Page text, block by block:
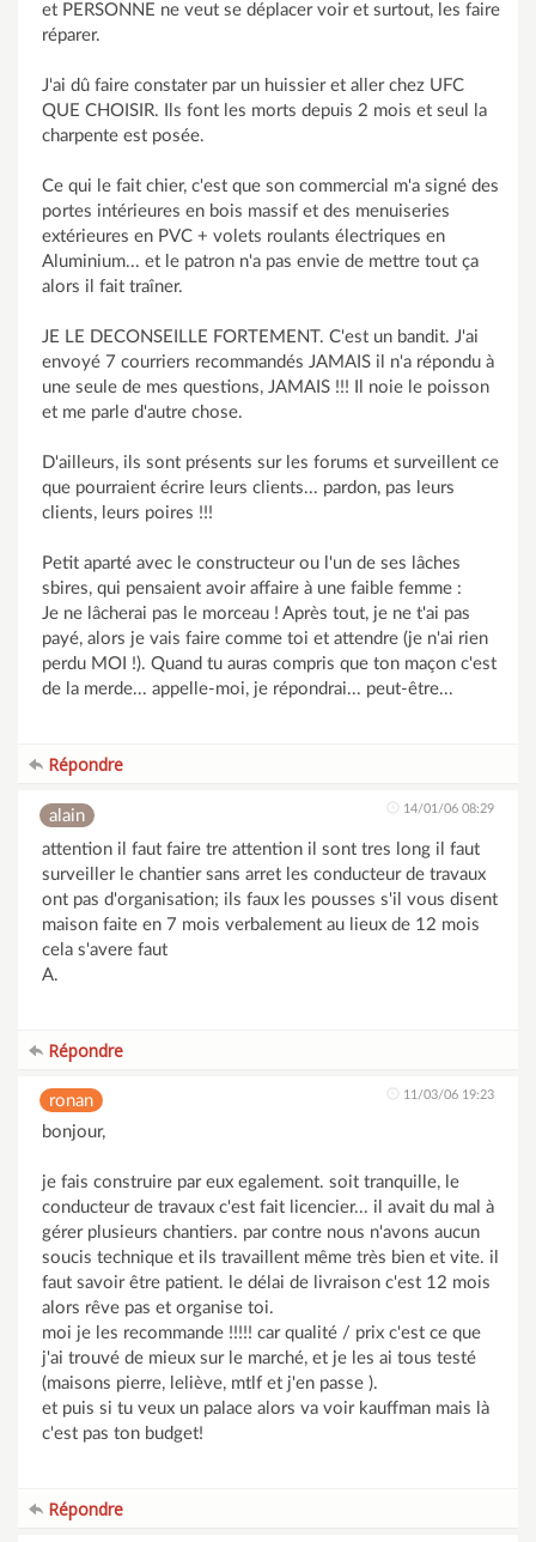
et PERSONNE ne veut se déplacer voir et surtout, les faire
réparer.
J'ai dû faire constater par un huissier et aller chez UFC
QUE CHOISIR. Ils font les morts depuis 2 mois et seul la
charpente est posée.
Ce qui le fait chier, c'est que son commercial m'a signé des
portes intérieures en bois massif et des menuiseries
extérieures en PVC + volets roulants électriques en
Aluminium... et le patron n'a pas envie de mettre tout ça
alors il fait traîner.
JE LE DECONSEILLE FORTEMENT. C'est un bandit. J'ai
envoyé 7 courriers recommandés JAMAIS il n'a répondu à
une seule de mes questions, JAMAIS !!! Il noie le poisson
et me parle d'autre chose.
D'ailleurs, ils sont présents sur les forums et surveillent ce
que pourraient écrire leurs clients... pardon, pas leurs
clients, leurs poires !!!
Petit aparté avec le constructeur ou l'un de ses lâches
sbires, qui pensaient avoir affaire à une faible femme :
Je ne lâcherai pas le morceau ! Après tout, je ne t'ai pas
payé, alors je vais faire comme toi et attendre (je n'ai rien
perdu MOI !). Quand tu auras compris que ton maçon c'est
de la merde... appelle-moi, je répondrai... peut-être...
Répondre
alain 14/01/06 08:29
attention il faut faire tre attention il sont tres long il faut
surveiller le chantier sans arret les conducteur de travaux
ont pas d'organisation; ils faux les pousses s'il vous disent
maison faite en 7 mois verbalement au lieux de 12 mois
cela s'avere faut
A.
Répondre
ronan 11/03/06 19:23
bonjour,
je fais construire par eux egalement. soit tranquille, le
conducteur de travaux c'est fait licencier... il avait du mal à
gérer plusieurs chantiers. par contre nous n'avons aucun
soucis technique et ils travaillent même très bien et vite. il
faut savoir être patient. le délai de livraison c'est 12 mois
alors rêve pas et organise toi.
moi je les recommande !!!!! car qualité / prix c'est ce que
j'ai trouvé de mieux sur le marché, et je les ai tous testé
(maisons pierre, leliève, mtlf et j'en passe ).
et puis si tu veux un palace alors va voir kauffman mais là
c'est pas ton budget!
Répondre